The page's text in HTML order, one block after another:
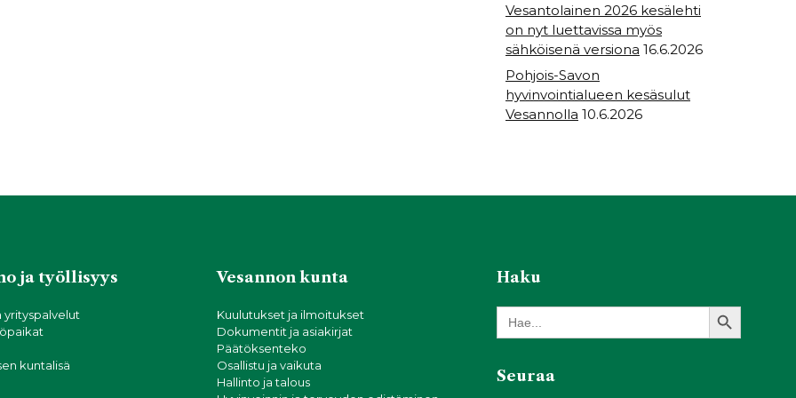
Vesantolainen 2026 kesälehti
on nyt luettavissa myös
sähköisenä versiona 16.6.2026
Pohjois-Savon
hyvinvointialueen kesäsulut
Vesannolla 10.6.2026
ja työllisyys
yrityspalvelut
kuntalisä
Vesannon kunta
Kuulutukset ja ilmoitukset
Dokumentit ja asiakirjat
Päätöksenteko
Osallistu ja vaikuta
Hallinto ja talous
Haku
Search
for:
Search Button
Seuraa